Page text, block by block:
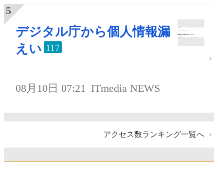
デジタル庁から個人情報漏
えい 117
08月10日 07:21 ITmedia NEWS
アクセス数ランキング一覧へ